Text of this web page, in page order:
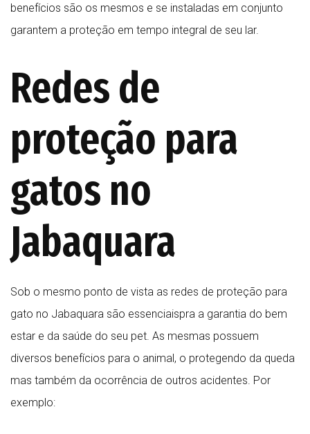
benefícios são os mesmos e se instaladas em conjunto
garantem a proteção em tempo integral de seu lar.
Redes de
proteção para
gatos no
Jabaquara
Sob o mesmo ponto de vista as redes de proteção para
gato no Jabaquara são essenciaispra a garantia do bem
estar e da saúde do seu pet. As mesmas possuem
diversos benefícios para o animal, o protegendo da queda
mas também da ocorrência de outros acidentes. Por
exemplo: